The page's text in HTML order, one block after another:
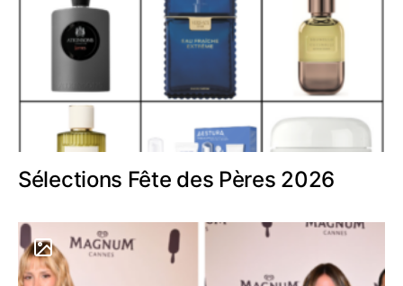
Sélections Fête des Pères 2026